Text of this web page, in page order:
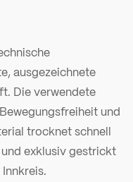
ausgezeichnete
Die verwendete
und
trocknet schnell
exklusiv gestrickt